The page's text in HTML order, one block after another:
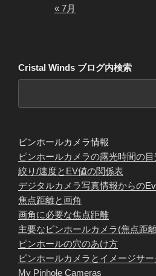
« 7月
Cristal Winds ブログ内検索
ピンホールカメラ情報
ピンホールカメラの露光時間の目
絞り/速度とEV値の関係表
デジタルカメラ写真情報からの
焦点距離と画角
画角に必要な焦点距離
主要なピンホールカメラ(焦点距
ピンホールの穴のあけ方
ピンホールカメラとイメージサ
My Pinhole Cameras